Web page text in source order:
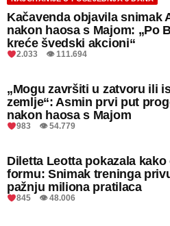
Kačavenda objavila snimak
nakon haosa s Majom: „Po
kreće švedski akcioni“
2.033 👁 111.694
„Mogu završiti u zatvoru ili
zemlje“: Asmin prvi put
nakon haosa s Majom
983 👁 54.779
Diletta Leotta pokazala kako
formu: Snimak treninga
pažnju miliona pratilaca
845 👁 48.006